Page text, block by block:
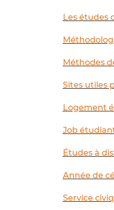
Les études
Méthodes
Sites utiles
Logement
Job
Études à
Année de
Service